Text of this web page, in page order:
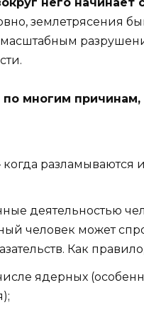
землетрясения
многим
разламываются
деятельностью
человек может
Как
ядерных